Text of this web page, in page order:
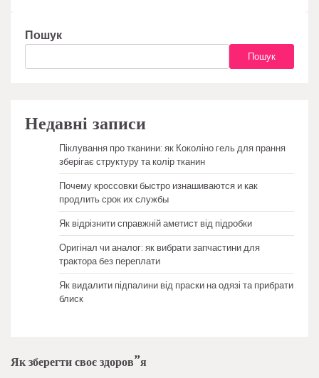
Пошук
Пошук
Недавні записи
Піклування про тканини: як Коколіно гель для прання
зберігає структуру та колір тканин
Почему кроссовки быстро изнашиваются и как
продлить срок их службы
Як відрізнити справжній аметист від підробки
Оригінал чи аналог: як вибрати запчастини для
трактора без переплати
Як видалити підпалини від праски на одязі та прибрати
блиск
Як зберегти своє здоров”я